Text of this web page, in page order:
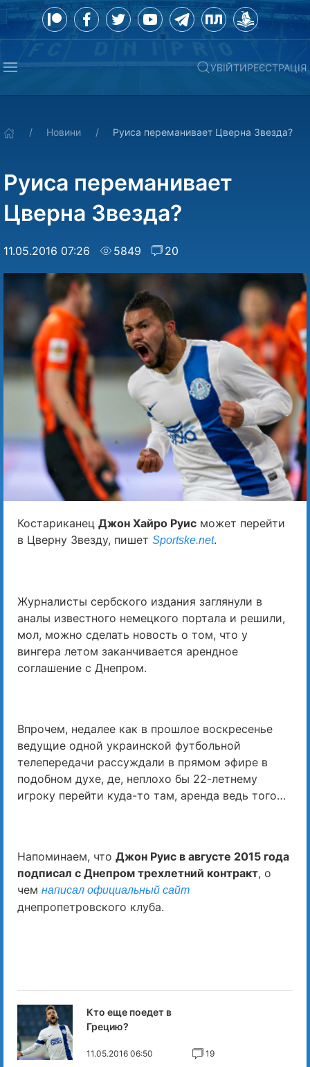
УВІЙТИРЕЄСТРАЦІЯ
Новини Руиса переманивает Цверна Звезда?
Руиса переманивает
Цверна Звезда?
11.05.2016 07:26 5849 20
Костариканец Джон Хайро Руис может перейти
в Цверну Звезду, пишет Sportske.net.
Журналисты сербского издания заглянули в
аналы известного немецкого портала и решили,
мол, можно сделать новость о том, что у
вингера летом заканчивается арендное
соглашение с Днепром.
Впрочем, недалее как в прошлое воскресенье
ведущие одной украинской футбольной
телепередачи рассуждали в прямом эфире в
подобном духе, де, неплохо бы 22-летнему
игроку перейти куда-то там, аренда ведь того…
Напоминаем, что Джон Руис в августе 2015 года
подписал с Днепром трехлетний контракт, о
чем написал официальный сайт
днепропетровского клуба.
Кто еще поедет в
Грецию?
11.05.2016 06:50 19